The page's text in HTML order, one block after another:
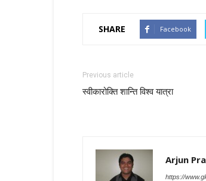
SHARE Facebook
Previous article
स्वीकारोक्ति शान्ति विश्व यात्रा
Arjun
https://